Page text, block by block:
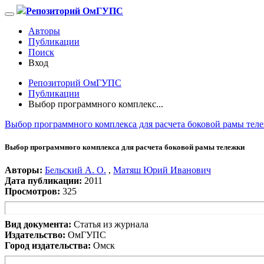
Репозиторий ОмГУПС
Авторы
Публикации
Поиск
Вход
Репозиторий ОмГУПС
Публикации
Выбор программного комплекс...
Выбор программного комплекса для расчета боковой рамы
Выбор программного комплекса для расчета боковой рамы тележки
Авторы: Бельский А. О. , Матяш Юрий Иванович
Дата публикации: 2011
Просмотров: 325
Вид документа: Статья из журнала
Издательство: ОмГУПС
Город издательства: Омск